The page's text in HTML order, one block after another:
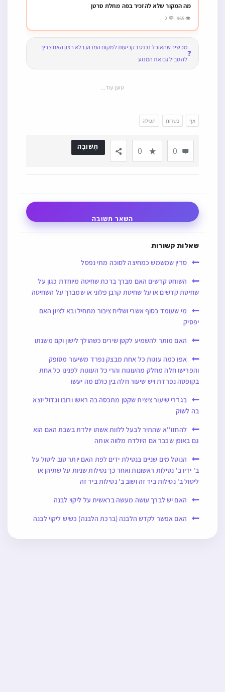
מה המקור שלא להזכיר בפה מחלת סרטן
👁 965 💬 2
❓
מכשיר שהאוכל נכנס בקביעות למקום המנוע בלא רצון האם צריך
להטביל גם את המנוע
טוען עוד...
אף כשרות תפילה
0
0 תְשׁוּבָה
השאר תשובה
שאלות קשורות
סדין שמשמש כמחיצה לסוכה מתי נפסל
השוחט קדשים האם מברך ברכת שחיטה מיוחדת כגון על
שחיטת קדשים או על שחיטת קרבן פלוני או שמברך על השחיטה
מי שעומד בסוף אשרי ושליח ציבור מתחיל ובא לציון האם
יפסיק
האם מותר להשמיע לקטן שירים כשהולך לישון וקם משנתו
אפו כמה עוגות כל אחת מבצק נפרד משיעור מסופק
והפרישו חלה מחלק מהעוגות והרי כל העוגות לפנינו כל אחת
בקופסה נפרדת ויש שיעור חלה בין כולם מה יעשו
בגדרי שיעור ציצית שקטן מתכסה בה ראשו ורובו וגדול יוצא
בה לשוק
להחזו''א שהתיר לבעל ללוות אשתו יולדת בשבת האם הוא
גם באופן שכבר אם היולדת מלווה אותה
הנוטל מים שניים בנטילת ידים לפת האם יותר טוב ליטול על
ב' ידיו ב' נטילות ראשונות ואחר כך נטילות שניות על שתיהן או
ליטול ב' נטילות ביד זה ושוב ב' נטילות ביד זה
האם יש לברך עושה מעשה בראשית על ליקוי לבנה
האם אפשר לקדש הלבנה (ברכת הלבנה) כשיש ליקוי לבנה